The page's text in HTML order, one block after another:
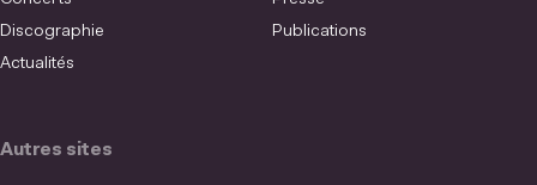
Autres sites
Discographie
Publications
Actualités